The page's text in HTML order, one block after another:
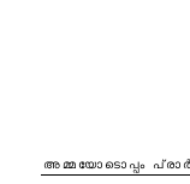
⁠അമ്മയോടൊപ്പം